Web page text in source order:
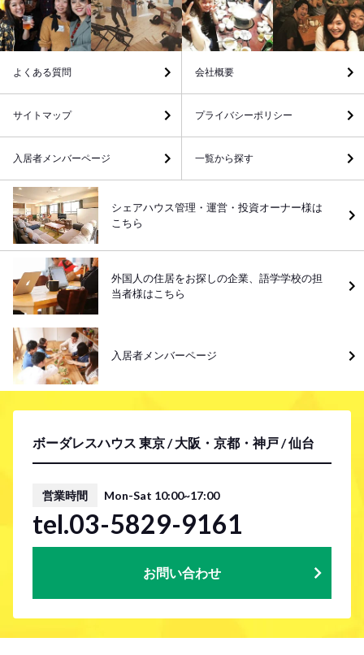
ボーダレスハウス 東京 / 大阪・京都・神戸 / 仙台
営業時間 Mon-Sat 10:00~17:00
tel.03-5829-9161
お問い合わせ
よくある質問 会社概要
サイトマップ プライバシーポリシー
入居者メンバーページ 一覧から探す
シェアハウス管理・運営・投資オーナー様は
こちら
外国人の住居をお探しの企業、語学学校の担
当者様はこちら
入居者メンバーページ